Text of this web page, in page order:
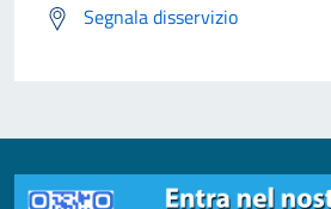
Segnala disservizio